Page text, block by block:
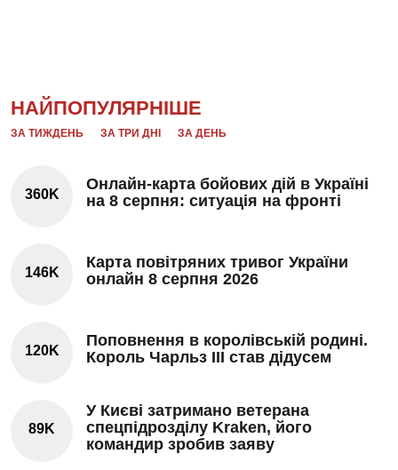
НАЙПОПУЛЯРНІШЕ
ЗА ТИЖДЕНЬ ЗА ТРИ ДНІ ЗА ДЕНЬ
360K
Онлайн-карта бойових дій в Україні
на 8 серпня: ситуація на фронті
146K
Карта повітряних тривог України
онлайн 8 серпня 2026
120K
Поповнення в королівській родині.
Король Чарльз III став дідусем
89K
У Києві затримано ветерана
спецпідрозділу Kraken, його
командир зробив заяву